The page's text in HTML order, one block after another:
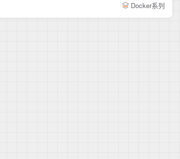
Docker系列